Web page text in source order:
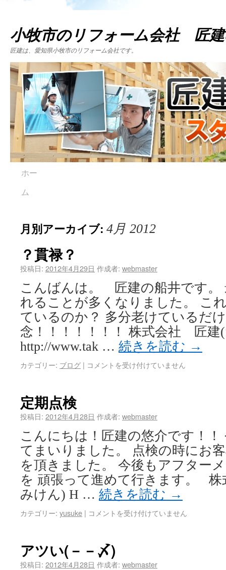
小牧市のリフォーム会社 匠
匠建は、愛知県小牧市のリフォーム会社です。
ホー
ム
月別アーカイブ: 4月 2012
？貫禄？
投稿日: 2012年4月29日 作成者: webmaster
こんばんは。 匠建の船井です。
れることが多くなりました。 こ
ているのか？ 多分老けているだ
念！！！！！！！ 株式会社 匠建
http://www.tak … 続きを読む →
カテゴリー: ブログ | コメントを受け付けていません
定期点検
投稿日: 2012年4月28日 作成者: webmaster
こんにちは！匠建の悠介です！
てまいりました。 点検の時にお
を頂きました。 今後もアフター
を 頑張って進めて行きます。
みけん) H … 続きを読む →
カテゴリー: yusuke | コメントを受け付けていません
アツい(－－〆)
投稿日: 2012年4月28日 作成者: webmaster